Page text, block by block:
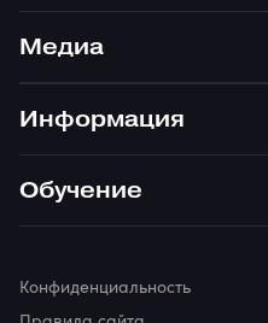
Медиа
Информация
Обучение
Конфиденциальность